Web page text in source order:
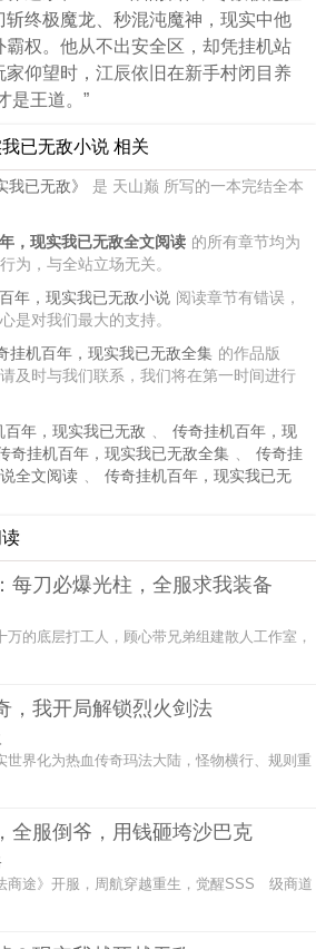
终极魔龙、秒混沌魔神，现实中他
权。他从不出安全区，却凭挂机站
仰望时，江辰依旧在新手村闭目养
是王道。”
已无敌小说 相关
我已无敌》
是 天山巅 所写的一本完结全本
，现实我已无敌全文阅读 的所有章节均为
为，与全站立场无关。
年，现实我已无敌小说 阅读章节有错误，
是对我们最大的支持。
挂机百年，现实我已无敌全集 的作品版
及时与我们联系，我们将在第一时间进行
百年，现实我已无敌 、
传奇挂机百年，现
奇挂机百年，现实我已无敌全集 、
传奇挂
全文阅读 、
传奇挂机百年，现实我已无
每刀必爆光柱，全服求我装备
万的底层打工人，顾心带兄弟组建散人工作室，
，我开局解锁烈火剑法
世界化为热血传奇玛法大陆，怪物横行、规则重
全服倒爷，用钱砸垮沙巴克
商途》开服，周航穿越重生，觉醒SSS 级商道